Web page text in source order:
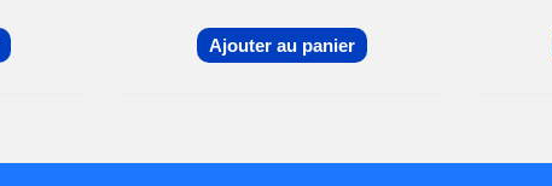
Ajouter au panier